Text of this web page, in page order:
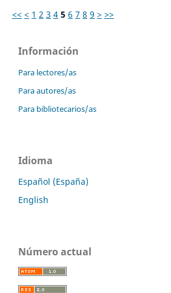
<< < 1 2 3 4 5 6 7 8 9 > >>
Información
Para lectores/as
Para autores/as
Para bibliotecarios/as
Idioma
Español (España)
English
Número actual